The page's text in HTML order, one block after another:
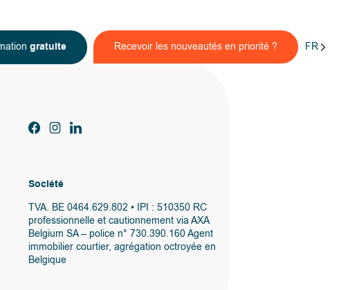
gratuite Recevoir les nouveautés en priorité ? FR
Société
TVA. BE 0464.629.802 • IPI : 510350 RC
professionnelle et cautionnement via AXA
Belgium SA – police n° 730.390.160 Agent
immobilier courtier, agrégation octroyée en
Belgique